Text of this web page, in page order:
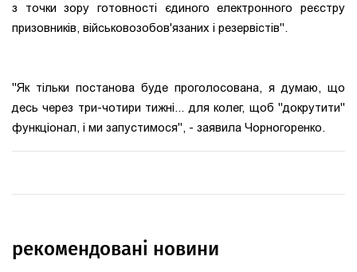
з точки зору готовності єдиного електронного реєстру
призовників, військовозобов'язаних і резервістів".
"Як тільки постанова буде проголосована, я думаю, що
десь через три-чотири тижні... для колег, щоб "докрутити"
функціонал, і ми запустимося", - заявила Чорногоренко.
рекомендовані новини